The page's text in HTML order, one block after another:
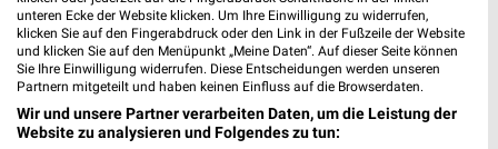
463,22 km • Angebote: 2 Prospekte
REWE Lahnstein
56112 Lahnstein
unteren Ecke der Website klicken. Um Ihre Einwilligung zu widerrufen,
klicken Sie auf den Fingerabdruck oder den Link in der Fußzeile der Website
und klicken Sie auf den Menüpunkt „Meine Daten“. Auf dieser Seite können
Sie Ihre Einwilligung widerrufen. Diese Entscheidungen werden unseren
Partnern mitgeteilt und haben keinen Einfluss auf die Browserdaten.
Wir und unsere Partner verarbeiten Daten, um die Leistung der
Website zu analysieren und Folgendes zu tun: